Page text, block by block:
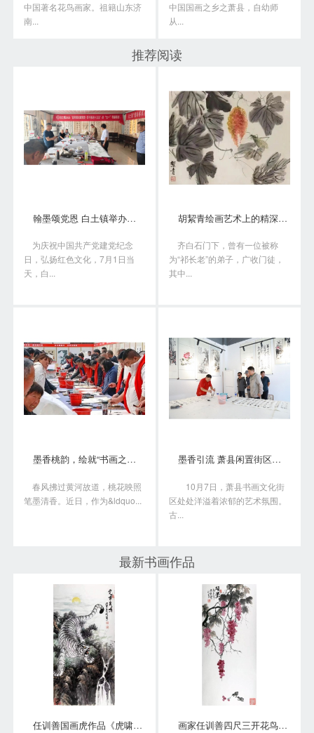
中国著名花鸟画家。祖籍山东济
南...
中国国画之乡之萧县，自幼师
从...
推荐阅读
翰墨颂党恩 白土镇举办书画笔会庆“七一”
为庆祝中国共产党建党纪念
日，弘扬红色文化，7月1日当
天，白...
胡絜青绘画艺术上的精深造诣从何而来?
齐白石门下，曾有一位被称
为“祁长老”的弟子，广收门徒，
其中...
墨香桃韵，绘就“书画之乡”新画卷
春风拂过黄河故道，桃花映照
笔墨清香。近日，作为&ldquo...
墨香引流 萧县闲置街区变身书画艺术聚落
10月7日，萧县书画文化街
区处处洋溢着浓郁的艺术氛围。
古...
最新书画作品
任训善国画虎作品《虎啸泉鸣》四尺整张真迹 画家任训善四尺三开花鸟画作品《硕果》